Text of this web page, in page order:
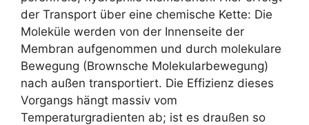
der Transport über eine chemische Kette: Die
Moleküle werden von der Innenseite der
Membran aufgenommen und durch molekulare
Bewegung (Brownsche Molekularbewegung)
nach außen transportiert. Die Effizienz dieses
Vorgangs hängt massiv vom
Temperaturgradienten ab; ist es draußen so